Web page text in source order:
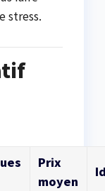
stress.
Prix
moyen